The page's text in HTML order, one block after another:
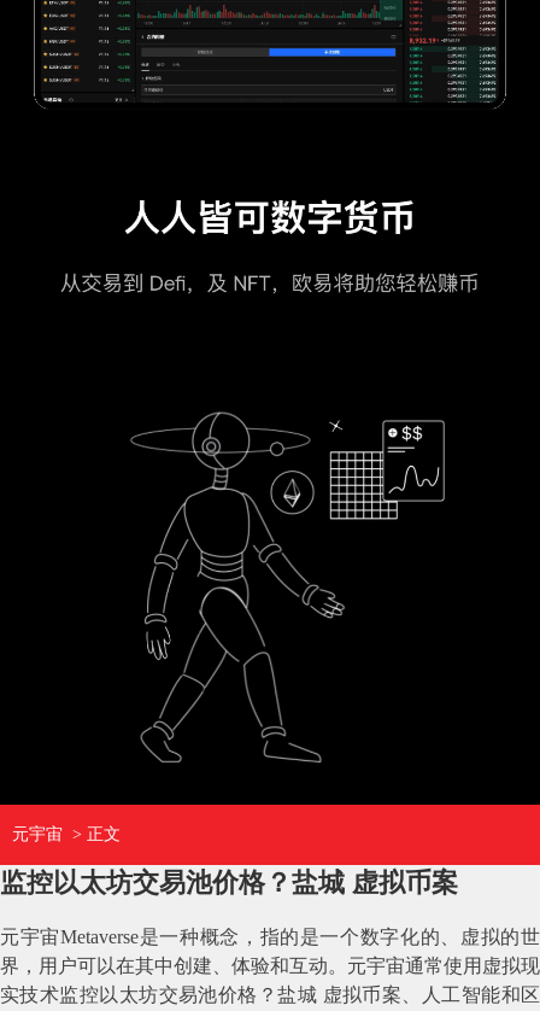
元宇宙 > 正文
监控以太坊交易池价格？盐城 虚拟币案
元宇宙Metaverse是一种概念，指的是一个数字化的、虚拟的世
界，用户可以在其中创建、体验和互动。元宇宙通常使用虚拟现
实技术监控以太坊交易池价格？盐城 虚拟币案、人工智能和区